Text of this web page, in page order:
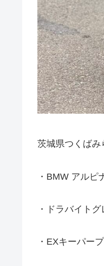
茨城県つくばみ
・BMW アルピ
・ドラバイトグ
・EXキーパー